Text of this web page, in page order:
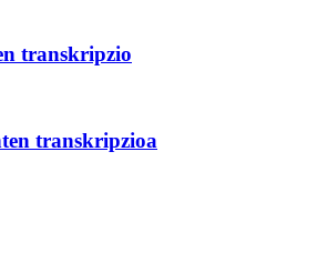
transkripzio
transkripzioa